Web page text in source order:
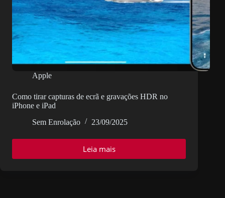
Apple
Como tirar capturas de ecrã e gravações HDR no
iPhone e iPad
Sem Enrolação
23/09/2025
Leia mais
Como